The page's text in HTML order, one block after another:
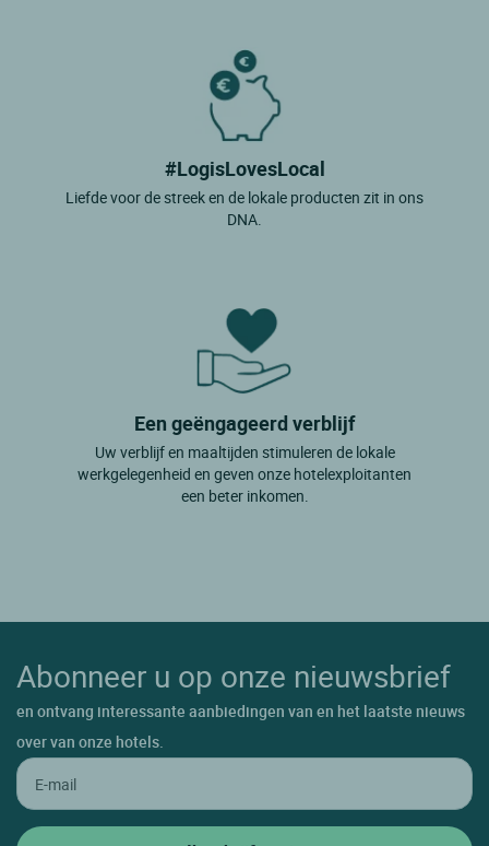
#LogisLovesLocal
Liefde voor de streek en de lokale producten zit in ons
DNA.
Een geëngageerd verblijf
Uw verblijf en maaltijden stimuleren de lokale
werkgelegenheid en geven onze hotelexploitanten
een beter inkomen.
Abonneer u op onze nieuwsbrief
en ontvang interessante aanbiedingen van en het laatste nieuws
over van onze hotels.